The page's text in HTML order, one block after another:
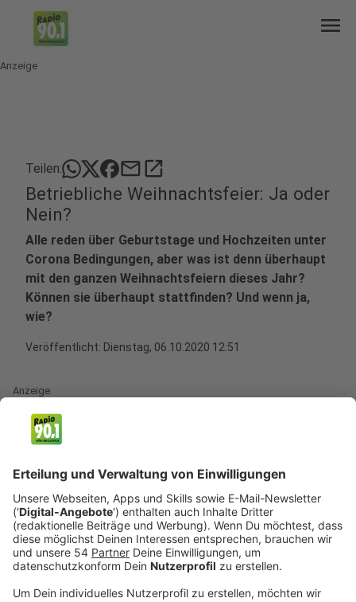
menu
Anzeige
Teilen: mailopen_in_new
Betriebliche Weihnachtsfeier: Ja oder
Nein?
Alle reden über Geburtstage und Hochzeiten unter
Corona Bedingungen, aber was ist denn überhaupt
mit den ganzen Weihnachtsfeiern dieses Jahr?
Können sie überhaupt stattfinden? Und wenn ja,
wie?
Veröffentlicht: Dienstag, 06.10.2020 12:51
Anzeige
In weniger als 2 Monaten ist Weihnachten und
normalerweise finden spätestens jetzt die letzten
Vorbereitungen für die internen Weihnachtsfeiern mit
dem Betrieb statt.
Grundsätzlich gilt: Betriebliche Feiern sind von der
Gesetzeslage her gleichzustellen mit privaten Feiern
im öffentlichen Raum. Ein öffentlicher Raum können
Restaurants, Kneipen, Bars oder andere